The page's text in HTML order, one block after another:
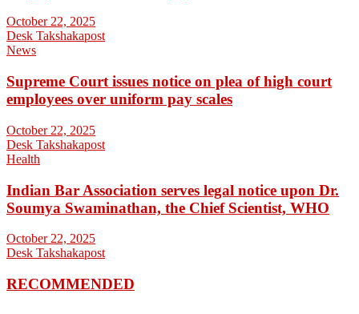
October 22, 2025
Desk Takshakapost
News
Supreme Court issues notice on plea of high court
employees over uniform pay scales
October 22, 2025
Desk Takshakapost
Health
Indian Bar Association serves legal notice upon Dr.
Soumya Swaminathan, the Chief Scientist, WHO
October 22, 2025
Desk Takshakapost
RECOMMENDED